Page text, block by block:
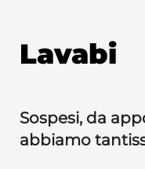
Lavabi
Sospesi, da
abbiamo